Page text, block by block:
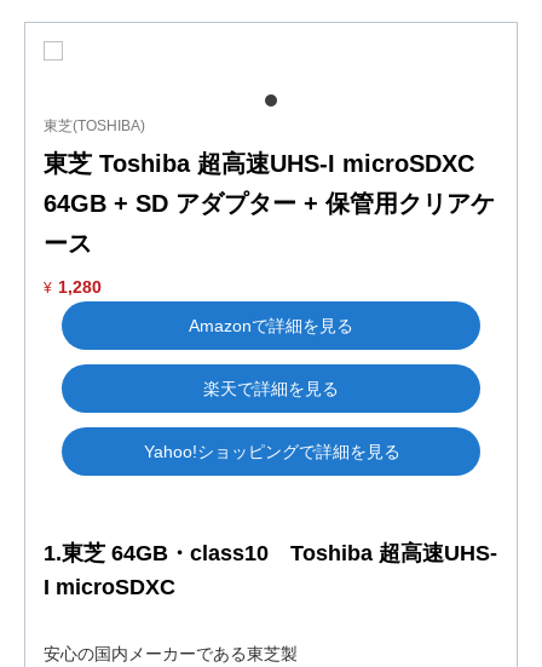
東芝(TOSHIBA)
東芝 Toshiba 超高速UHS-I microSDXC
64GB + SD アダプター + 保管用クリアケ
ース
¥ 1,280
Amazonで詳細を見る
楽天で詳細を見る
Yahoo!ショッピングで詳細を見る
1.東芝 64GB・class10 Toshiba 超高速UHS-
I microSDXC
安心の国内メーカーである東芝製